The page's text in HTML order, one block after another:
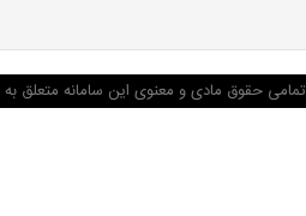
تمامی حقوق مادی و معنوی این سامانه متعلق به